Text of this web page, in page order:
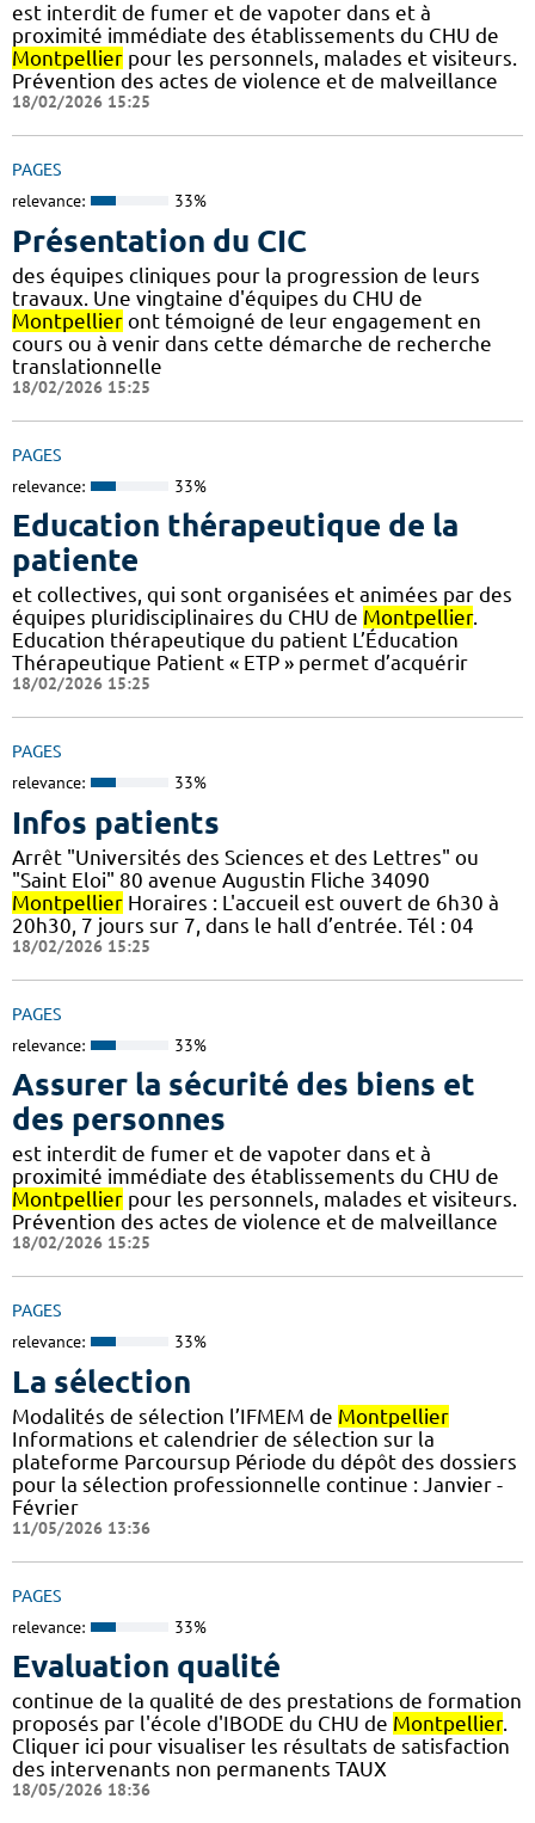
est interdit de fumer et de vapoter dans et à
proximité immédiate des établissements du CHU de
Montpellier pour les personnels, malades et visiteurs.
Prévention des actes de violence et de malveillance
18/02/2026 15:25
PAGES
relevance: 33%
Présentation du CIC
des équipes cliniques pour la progression de leurs
travaux. Une vingtaine d'équipes du CHU de
Montpellier ont témoigné de leur engagement en
cours ou à venir dans cette démarche de recherche
translationnelle
18/02/2026 15:25
PAGES
relevance: 33%
Education thérapeutique de la
patiente
et collectives, qui sont organisées et animées par des
équipes pluridisciplinaires du CHU de Montpellier.
Education thérapeutique du patient L’Éducation
Thérapeutique Patient « ETP » permet d’acquérir
18/02/2026 15:25
PAGES
relevance: 33%
Infos patients
Arrêt "Universités des Sciences et des Lettres" ou
"Saint Eloi" 80 avenue Augustin Fliche 34090
Montpellier Horaires : L'accueil est ouvert de 6h30 à
20h30, 7 jours sur 7, dans le hall d’entrée. Tél : 04
18/02/2026 15:25
PAGES
relevance: 33%
Assurer la sécurité des biens et
des personnes
est interdit de fumer et de vapoter dans et à
proximité immédiate des établissements du CHU de
Montpellier pour les personnels, malades et visiteurs.
Prévention des actes de violence et de malveillance
18/02/2026 15:25
PAGES
relevance: 33%
La sélection
Modalités de sélection l’IFMEM de Montpellier
Informations et calendrier de sélection sur la
plateforme Parcoursup Période du dépôt des dossiers
pour la sélection professionnelle continue : Janvier -
Février
11/05/2026 13:36
PAGES
relevance: 33%
Evaluation qualité
continue de la qualité de des prestations de formation
proposés par l'école d'IBODE du CHU de Montpellier.
Cliquer ici pour visualiser les résultats de satisfaction
des intervenants non permanents TAUX
18/05/2026 18:36